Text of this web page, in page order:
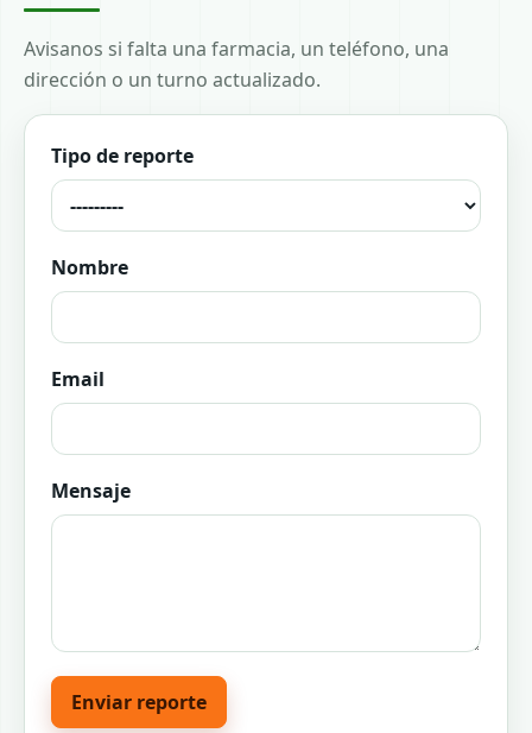
Avisanos si falta una farmacia, un teléfono, una
dirección o un turno actualizado.
Tipo de reporte
Nombre
Email
Mensaje
Enviar reporte